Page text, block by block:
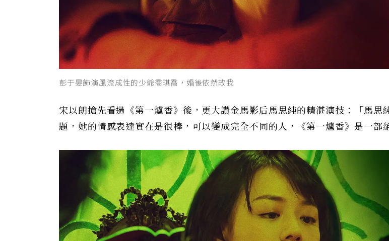
彭于晏飾演風流成性的少爺喬琪喬，婚後依然故我
宋以朗搶先看過《第一爐香》後，更大讚金馬影后馬思純的精湛演技：「馬思
題，她的情感表達實在是很棒，可以變成完全不同的人，《第一爐香》是一部